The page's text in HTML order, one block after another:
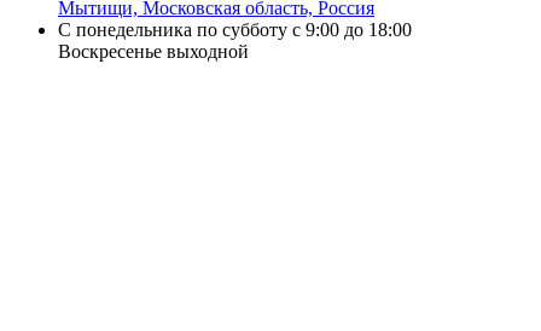
Мытищи, Московская область, Россия
С понедельника по субботу с 9:00 до 18:00
Воскресенье выходной